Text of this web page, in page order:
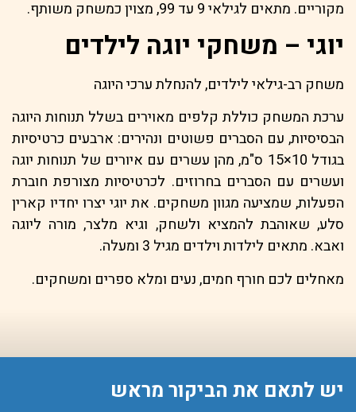
מקוריים. מתאים לגילאי 9 עד 99, מצוין כמשחק משותף.
יוגי – משחקי יוגה לילדים
משחק רב-גילאי לילדים, להנחלת ערכי היוגה
ערכת המשחק כוללת קלפים מאוירים בשלל תנוחות היוגה
הבסיסיות, עם הסברים פשוטים ונהירים: ארבעים כרטיסיות
בגודל 10×15 ס"מ, מהן עשרים עם איורים של תנוחות יוגה
ועשרים עם הסברים בחרוזים. לכרטיסיות מצורפת חוברת
הפעלות, שמציעה מגוון משחקים. את יוגי יצרו יחדיו קארין
סלע, שאוהבת להמציא ולשחק, וגיא מלצר, מורה ליוגה
ואבא. מתאים לילדות וילדים מגיל 3 ומעלה.
מאחלים לכם חורף חמים, נעים ומלא ספרים ומשחקים.
יש לתאם את הביקור מראש